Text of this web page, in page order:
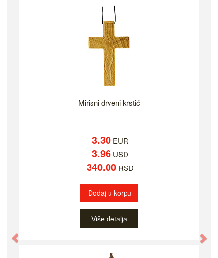
Mirisni drveni krstić
3.30 EUR
3.96 USD
340.00 RSD
Dodaj u korpu
Više detalja